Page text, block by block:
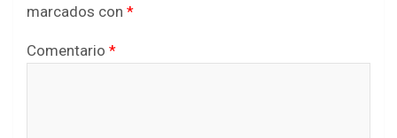
marcados con *
Comentario *